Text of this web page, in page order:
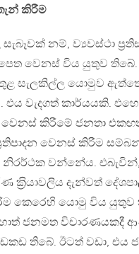
කිරීම
නම්, ව්‍යවස්ථා
වෙනස් විය යුතුව
තුළ සැලකිල්ල යොමුව
එය වැදගත් කාර්යයකි.
වෙනස් කිරීමේ ජනතා
වෙනස් කිරීම
වන්නේය. එබැවින්,
ක‍්‍රියාවලිය දැන්වත්
කෙරෙහි යොමු විය යුතුව
ජනමත විචාරණයකදී
තිබේ. ඊටත් වඩා, එය